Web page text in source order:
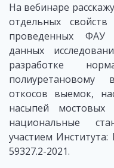
На вебинаре
отдельных свойств
проведенных ФАУ
данных
разработке
полиуретановому
откосов выемок,
насыпей
национальные
участием
59327.2-2021.